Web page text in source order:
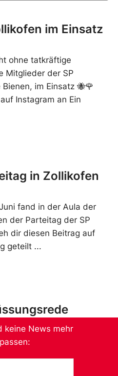
im Einsatz
ohne tatkräftige
Mitglieder der SP
im Einsatz 🐝🌹
Instagram an Ein
in Zollikofen
fand in der Aula der
der Parteitag der SP
dir diesen Beitrag auf
geteilt
Gastgeberin den Anlass
Gunaratnam @g.ratsch
keine News mehr